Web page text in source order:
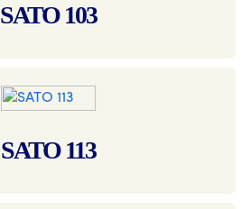
SATO 103
SATO 113